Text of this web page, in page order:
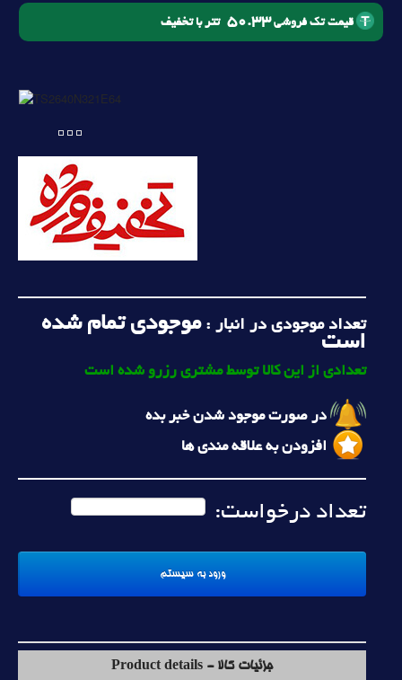
قیمت تک فروشی50.33 تتر با تخفیف
تعداد موجودی در انبار :موجودی تمام شده
است
تعدادی از این کالا توسط مشتری رزرو شده است
در صورت موجود شدن خبر بده
افزودن به علاقه مندی ها
تعداد درخواست:
جزئیات کالا - Product details